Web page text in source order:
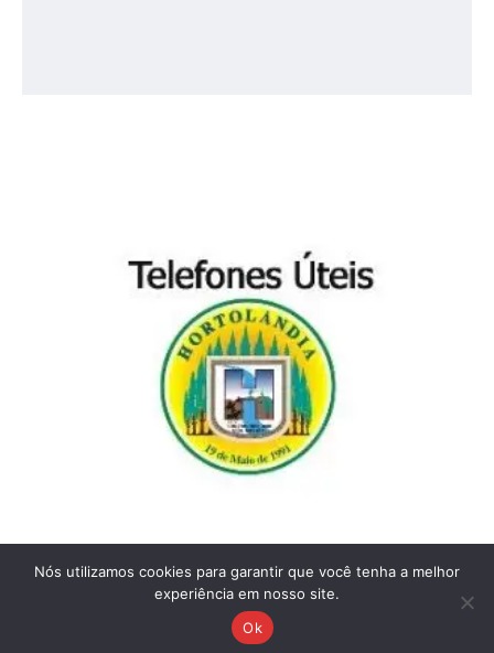
© Todos os direitos reservados. Jardim Amanda - Hortolândia-SP
Nós utilizamos cookies para garantir que você tenha a melhor
experiência em nosso site.
Ok